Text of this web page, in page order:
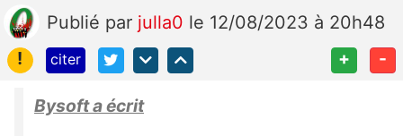
Publié par julla0 le 12/08/2023 à 20h48
!
citer + -
Bysoft a écrit